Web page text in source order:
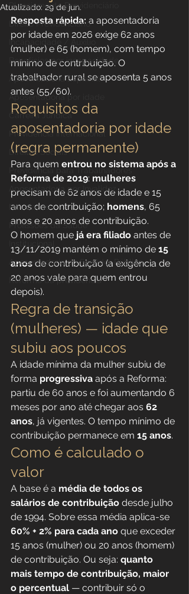
Planejamento Previdenciário
Direito Previdenciário
Incapacidade / Auxílio
Benefícios por incapacidade
Aposentadoria Especial
Aposentadoria por idade
Carreira Jurídica
Previdência Internacional
Direitos Sociais
Previdência para Trabalhadores
Aposentadoria por Invalidez
Novidades
Profissões da Saúde
Institucional
Aposentadoria do Servidor Público
Reforma da previdência
Atualizado: 29 de jun.
Resposta rápida: a aposentadoria
por idade em 2026 exige 62 anos
(mulher) e 65 (homem), com tempo
mínimo de contribuição. O
trabalhador rural se aposenta 5 anos
antes (55/60).
Requisitos da
aposentadoria por idade
(regra permanente)
Para quem entrou no sistema após a
Reforma de 2019: mulheres
precisam de 62 anos de idade e 15
anos de contribuição; homens, 65
anos e 20 anos de contribuição.
O homem que já era filiado antes de
13/11/2019 mantém o mínimo de 15
anos de contribuição (a exigência de
20 anos vale para quem entrou
depois).
Regra de transição
(mulheres) — idade que
subiu aos poucos
A idade mínima da mulher subiu de
forma progressiva após a Reforma:
partiu de 60 anos e foi aumentando 6
meses por ano até chegar aos 62
anos, já vigentes. O tempo mínimo de
contribuição permanece em 15 anos.
Como é calculado o
valor
A base é a média de todos os
salários de contribuição desde julho
de 1994. Sobre essa média aplica-se
60% + 2% para cada ano que exceder
15 anos (mulher) ou 20 anos (homem)
de contribuição. Ou seja: quanto
mais tempo de contribuição, maior
o percentual — contribuir só o